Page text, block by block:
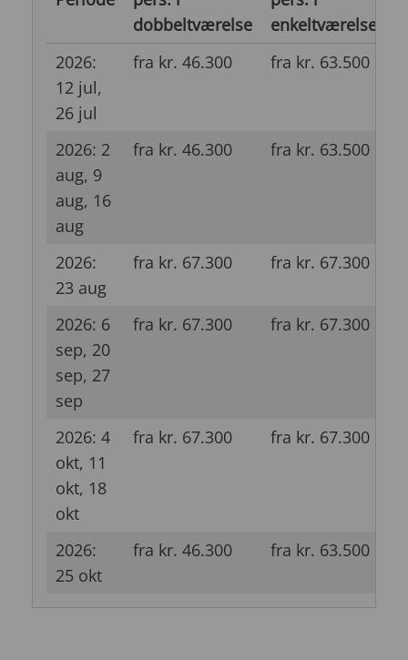
dobbeltværelse
enkeltværelse
2026:
12 jul,
26 jul
fra kr. 46.300 fra kr. 63.500
2026: 2
aug, 9
aug, 16
aug
fra kr. 46.300 fra kr. 63.500
2026:
23 aug
fra kr. 67.300 fra kr. 67.300
2026: 6
sep, 20
sep, 27
sep
fra kr. 67.300 fra kr. 67.300
2026: 4
okt, 11
okt, 18
okt
fra kr. 67.300 fra kr. 67.300
2026:
25 okt
fra kr. 46.300 fra kr. 63.500